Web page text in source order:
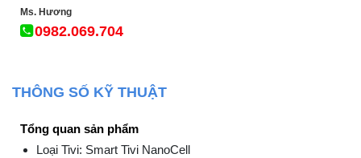
Ms. Hương
0982.069.704
THÔNG SỐ KỸ THUẬT
Tổng quan sản phẩm
Loại Tivi: Smart Tivi NanoCell